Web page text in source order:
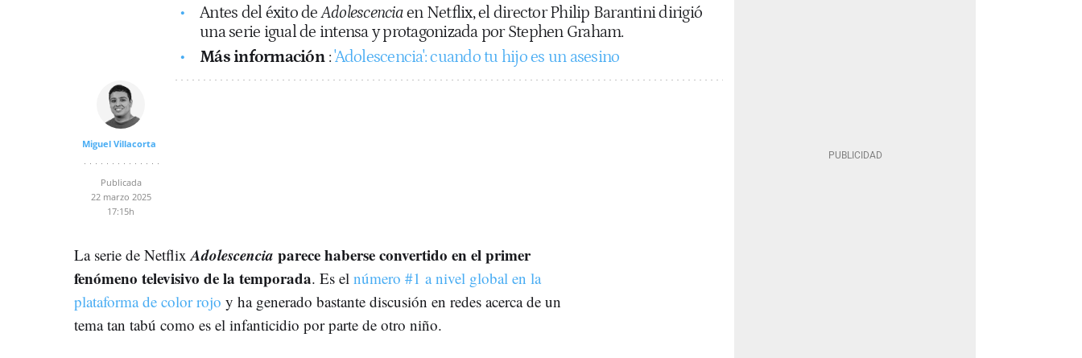
Antes del éxito deAdolescenciaen Netflix, el director Philip Barantini dirigió
una serie igual de intensa y protagonizada por Stephen Graham.
Más información :'Adolescencia': cuando tu hijo es un asesino
Miguel Villacorta
Publicada
22 marzo 2025
17:15h
La serie de Netflix Adolescencia parece haberse convertido en el primer
fenómeno televisivo de la temporada. Es el número #1 a nivel global en la
plataforma de color rojo y ha generado bastante discusión en redes acerca de un
tema tan tabú como es el infanticidio por parte de otro niño.